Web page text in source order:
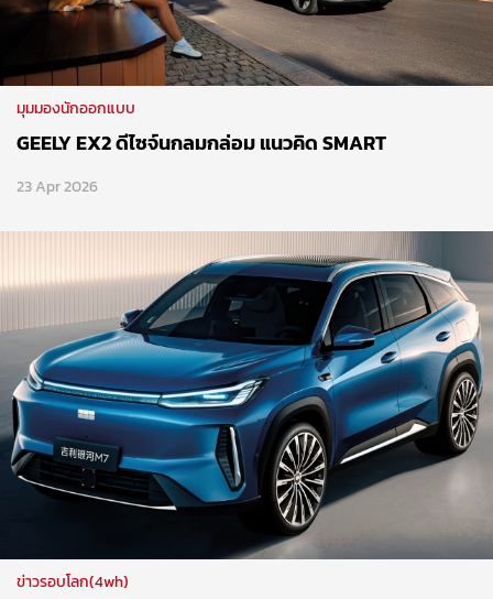
มุมมองนักออกแบบ
GEELY EX2 ดีไซจ์นกลมกล่อม แนวคิด SMART
23 Apr 2026
ข่าวรอบโลก(4wh)